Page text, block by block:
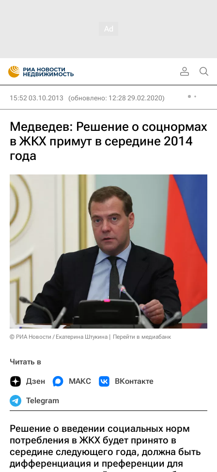
15:52 03.10.2013 (обновлено: 12:28 29.02.2020)
Медведев: Решение о соцнормах
в ЖКХ примут в середине 2014
года
© РИА Новости / Екатерина Штукина Перейти в медиабанк
Читать в
Дзен МАКС ВКонтакте
Telegram
Решение о введении социальных норм
потребления в ЖКХ будет принято в
середине следующего года, должна быть
дифференциация и преференции для